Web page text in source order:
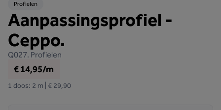
Profielen
Aanpassingsprofiel -
Ceppo.
Q027. Profielen
€ 14,95/m
1 doos: 2 m | € 29,90